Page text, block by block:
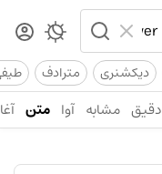
دیکشنری مترادف
دقیق مشابه آوا متن